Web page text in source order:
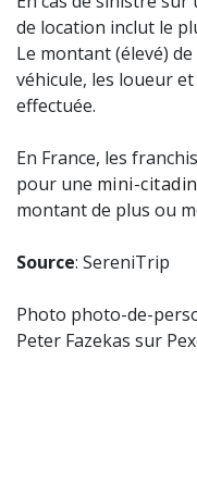
de location inclut le
Le montant (élevé)
véhicule, les loueur
effectuée.
En France, les
pour une mini-
montant de plus ou
Source: SereniTrip
Photo photo-de-
Peter Fazekas sur